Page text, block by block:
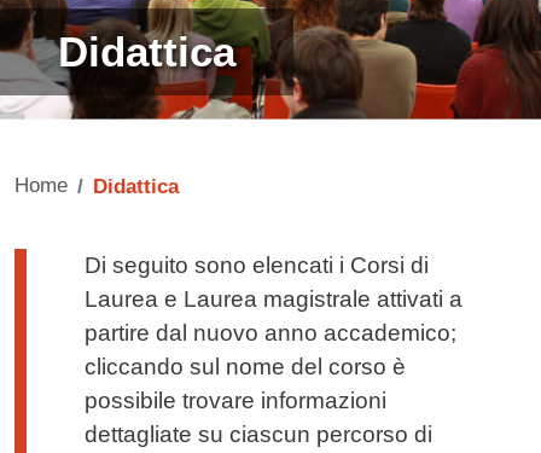
Didattica
Home Didattica
Testo di presentazione
Di seguito sono elencati i Corsi di
Laurea e Laurea magistrale attivati a
partire dal nuovo anno accademico;
cliccando sul nome del corso è
possibile trovare informazioni
dettagliate su ciascun percorso di